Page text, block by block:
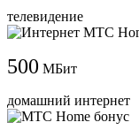
телевидение
500 МБит
домашний интернет